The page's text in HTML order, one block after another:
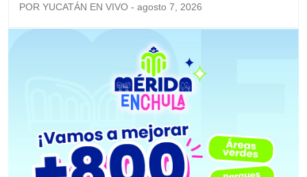
POR YUCATÁN EN VIVO - agosto 7, 2026